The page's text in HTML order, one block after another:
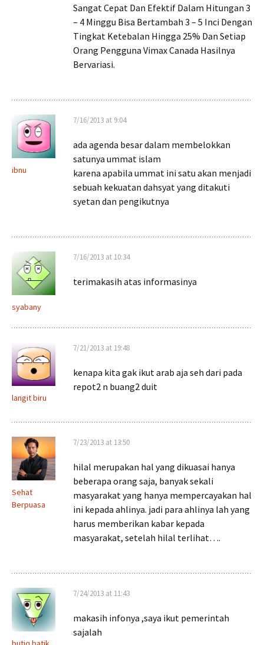
Sangat Cepat Dan Efektif Dalam Hitungan 3
– 4 Minggu Bisa Bertambah 3 – 5 Inci Dengan
Tingkat Ketebalan Hingga 25% Dan Setiap
Orang Pengguna Vimax Canada Hasilnya
Bervariasi.
ibnu
7/16/2013 at 9:04
ada agenda besar dalam membelokkan
satunya ummat islam
karena apabila ummat ini satu akan menjadi
sebuah kekuatan dahsyat yang ditakuti
syetan dan pengikutnya
syabany
7/16/2013 at 10:34
terimakasih atas informasinya
langit biru
7/21/2013 at 19:48
kenapa kita gak ikut arab aja seh dari pada
repot2 n buang2 duit
Sehat
Berpuasa
7/23/2013 at 13:50
hilal merupakan hal yang dikuasai hanya
beberapa orang saja, banyak sekali
masyarakat yang hanya mempercayakan hal
ini kepada ahlinya. jadi para ahlinya lah yang
harus memberikan kabar kepada
masyarakat, setelah hilal terlihat….
7/24/2013 at 11:43
makasih infonya ,saya ikut pemerintah
sajalah